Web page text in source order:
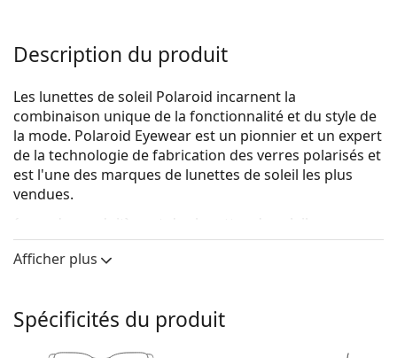
Description du produit
Les lunettes de soleil Polaroid incarnent la
combinaison unique de la fonctionnalité et du style de
la mode. Polaroid Eyewear est un pionnier et un expert
de la technologie de fabrication des verres polarisés et
est l'une des marques de lunettes de soleil les plus
vendues.
{nom du produit}
sont des lunettes de soleil pour
hommes.
Voyez à quoi vous ressemblez avec ces lunettes de
Lentiamo.
Afficher plus
Spécificités du produit